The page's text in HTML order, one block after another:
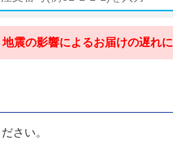
地震の影響によるお届けの遅れ
さい。